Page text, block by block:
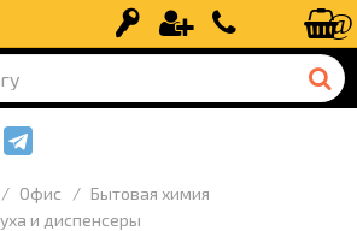
Вход Регистрация+7 (499) 110-
Офис
Бытовая химия
и диспенсеры